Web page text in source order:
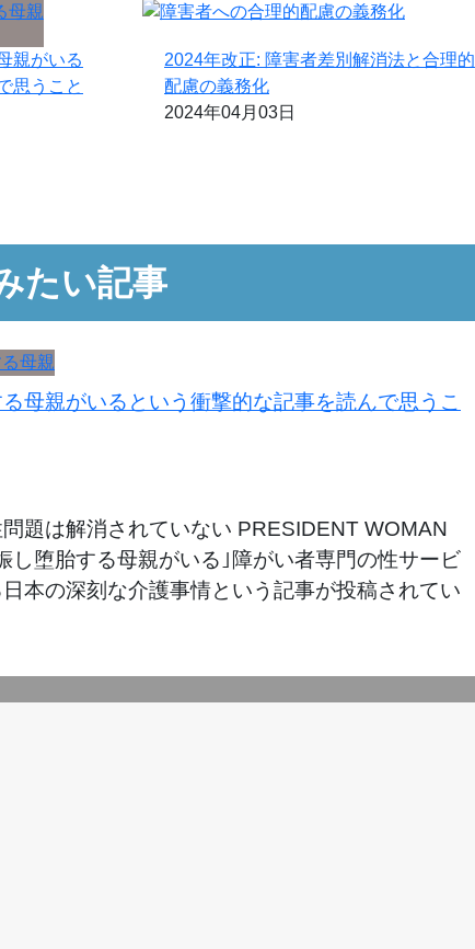
親がいる
思うこと
2024年改正: 障害者差別解消法と合理的
配慮の義務化
2024年04月03日
たい記事
母親がいるという衝撃的な記事を読んで思うこ
題は解消されていない PRESIDENT WOMAN
し堕胎する母親がいる｣障がい者専門の性サービ
本の深刻な介護事情という記事が投稿されてい